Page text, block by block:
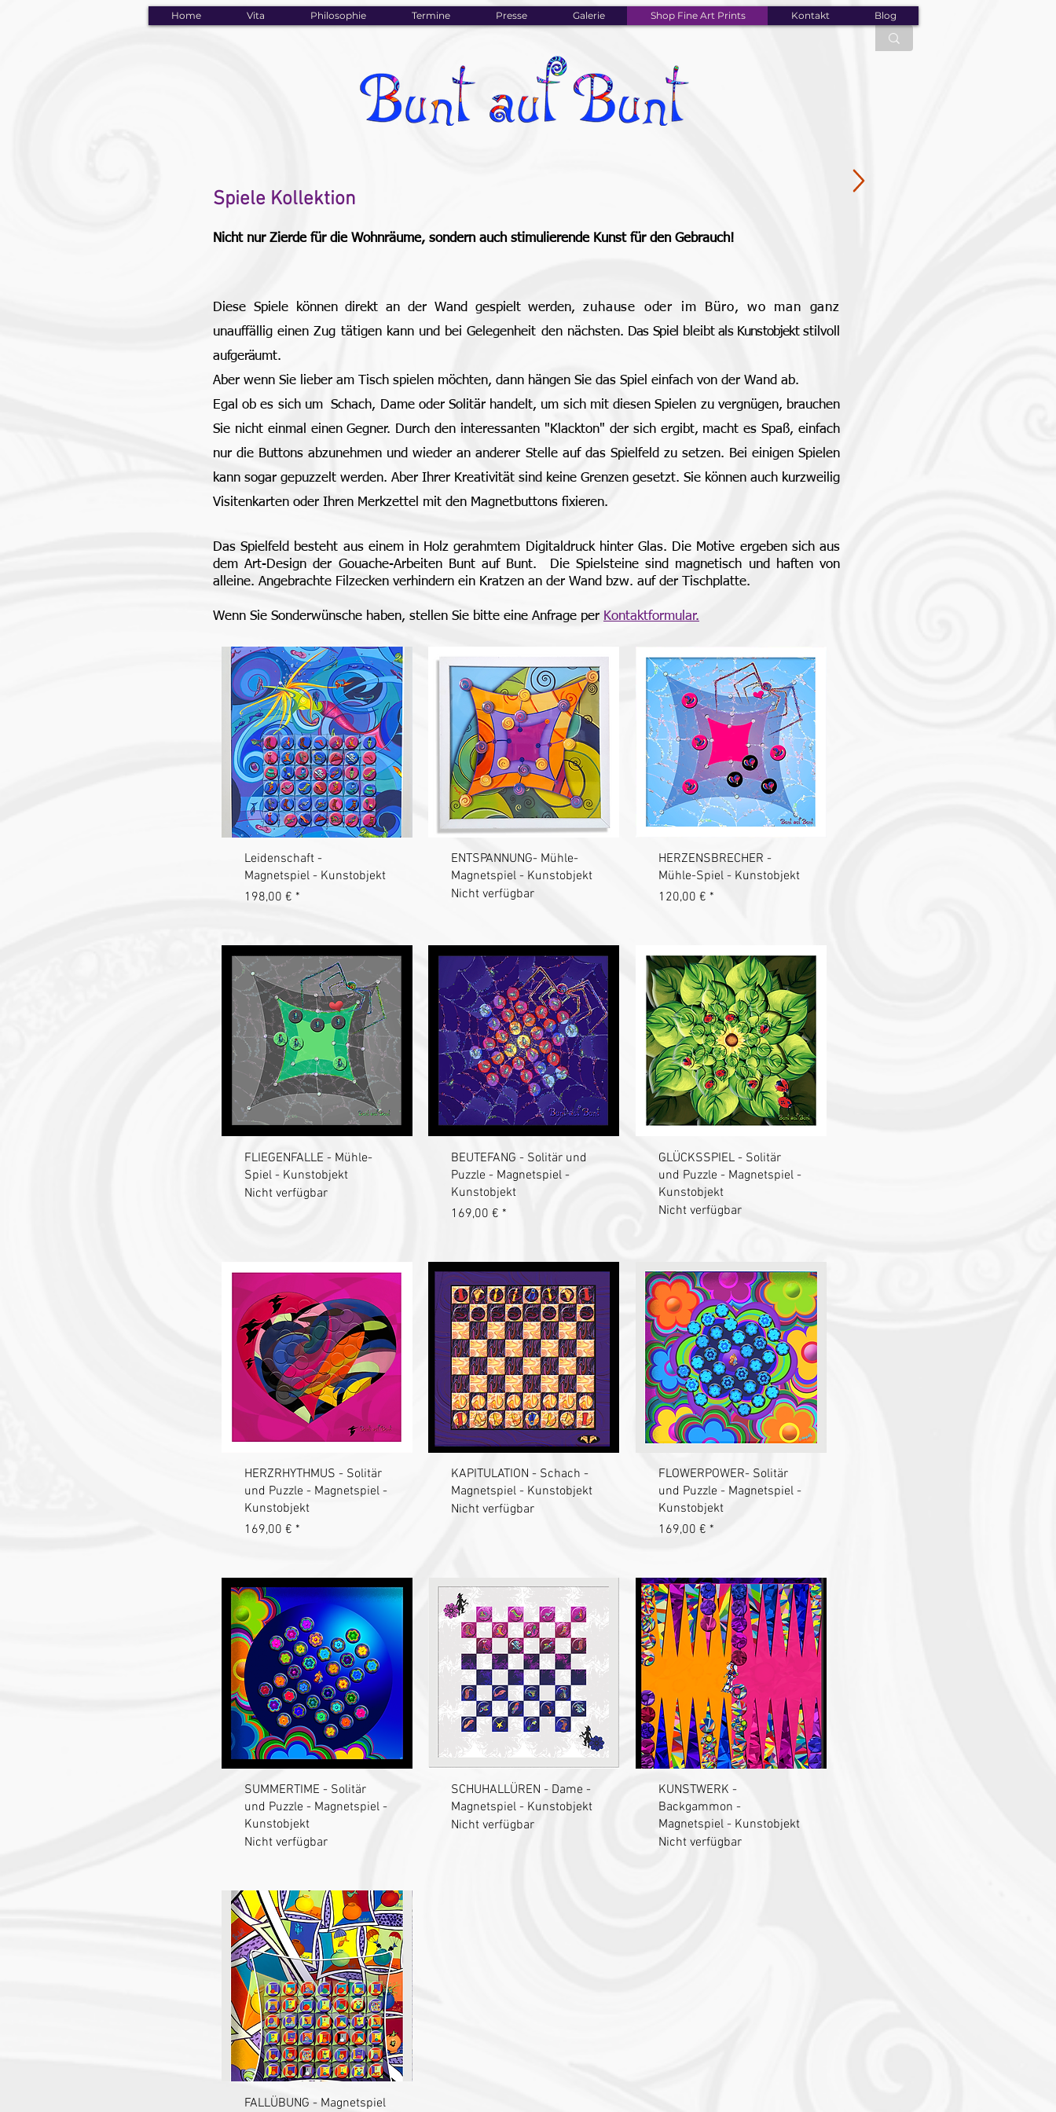
Home Vita Philosophie Termine Presse Galerie Shop Fine Art Prints Kontakt Blog
Spiele Kollektion
Nicht nur Zierde für die Wohnräume, sondern auch stimulierende Kunst für den Gebrauch!
Diese Spiele können direkt an der Wand gespielt werden,zuhause oder im Büro, wo man ganz
unauffällig einen Zug tätigen kann und bei Gelegenheit den nächsten. Das Spiel bleibt als Kunstobjektstilvoll
aufgeräumt.
Aber wenn Sie lieber am Tisch spielen möchten, dann hängen Sie das Spiel einfach von der Wand ab.
Egal ob es sich um Schach, Dame oder Solitär handelt, um sich mit diesen Spielen zu vergnügen, brauchen
Sie nicht einmal einen Gegner. Durch den interessanten "Klackton" der sich ergibt, macht es Spaß, einfach
nur die Buttons abzunehmen und wieder an anderer Stelle auf das Spielfeld zu setzen. Bei einigen Spielen
kann sogar gepuzzelt werden. Aber Ihrer Kreativität sind keine Grenzen gesetzt. Sie können auch kurzweilig
Visitenkarten oder Ihren Merkzettel mit den Magnetbuttons fixieren.
Das Spielfeld besteht aus einem in Holz gerahmtem Digitaldruck hinter Glas. Die Motive ergeben sich aus
dem Art-Design der Gouache-Arbeiten Bunt auf Bunt. Die Spielsteine sind magnetisch und haften von
alleine. Angebrachte Filzecken verhindern ein Kratzen an der Wand bzw. auf der Tischplatte.
Wenn Sie Sonderwünsche haben, stellen Sie bitte eine Anfrage per Kontaktformular.
Schnellansicht
Leidenschaft -
Magnetspiel - Kunstobjekt
Preis
198,00 €
Schnellansicht
ENTSPANNUNG- Mühle-
Magnetspiel - Kunstobjekt
Nicht verfügbar
Schnellansicht
HERZENSBRECHER -
Mühle-Spiel - Kunstobjekt
Preis
120,00 €
Schnellansicht
FLIEGENFALLE - Mühle-
Spiel - Kunstobjekt
Nicht verfügbar
Schnellansicht
BEUTEFANG - Solitär und
Puzzle - Magnetspiel -
Kunstobjekt
Preis
169,00 €
Schnellansicht
GLÜCKSSPIEL - Solitär
und Puzzle - Magnetspiel -
Kunstobjekt
Nicht verfügbar
Schnellansicht
HERZRHYTHMUS - Solitär
und Puzzle - Magnetspiel -
Kunstobjekt
Preis
169,00 €
Schnellansicht
KAPITULATION - Schach -
Magnetspiel - Kunstobjekt
Nicht verfügbar
Schnellansicht
FLOWERPOWER- Solitär
und Puzzle - Magnetspiel -
Kunstobjekt
Preis
169,00 €
Schnellansicht
SUMMERTIME - Solitär
und Puzzle - Magnetspiel -
Kunstobjekt
Nicht verfügbar
Schnellansicht
SCHUHALLÜREN - Dame -
Magnetspiel - Kunstobjekt
Nicht verfügbar
Schnellansicht
KUNSTWERK -
Backgammon -
Magnetspiel - Kunstobjekt
Nicht verfügbar
Schnellansicht
FALLÜBUNG - Magnetspiel